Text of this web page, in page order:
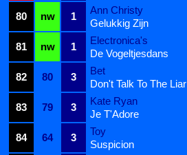
80
nw 1
Ann Christy
Gelukkig Zijn
81
nw 1
Electronica's
De Vogeltjesdans
82
80 3
Bet
Don't Talk To The Liar
83
79 3
Kate Ryan
Je T'Adore
84
64 3
Toy
Suspicion